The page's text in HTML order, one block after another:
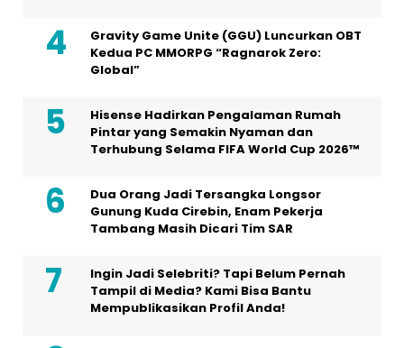
Gravity Game Unite (GGU) Luncurkan OBT
Kedua PC MMORPG “Ragnarok Zero:
Global”
Hisense Hadirkan Pengalaman Rumah
Pintar yang Semakin Nyaman dan
Terhubung Selama FIFA World Cup 2026™
Dua Orang Jadi Tersangka Longsor
Gunung Kuda Cirebin, Enam Pekerja
Tambang Masih Dicari Tim SAR
Ingin Jadi Selebriti? Tapi Belum Pernah
Tampil di Media? Kami Bisa Bantu
Mempublikasikan Profil Anda!